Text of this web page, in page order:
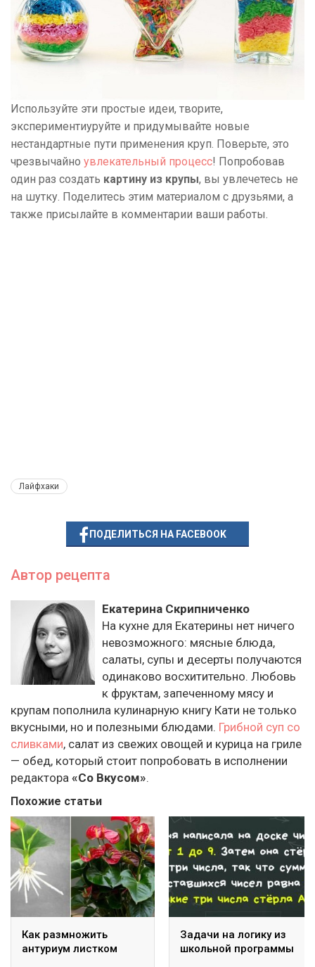
Используйте эти простые идеи, творите,
экспериментиуруйте и придумывайте новые
нестандартные пути применения круп. Поверьте, это
чрезвычайно увлекательный процесс! Попробовав
один раз создать картину из крупы, вы увлечетесь не
на шутку. Поделитесь этим материалом с друзьями, а
также присылайте в комментарии ваши работы.
Лайфхаки
ПОДЕЛИТЬСЯ НА FACEBOOK
Автор рецепта
Екатерина Скрипниченко
На кухне для Екатерины нет ничего
невозможного: мясные блюда,
салаты, супы и десерты получаются
одинаково восхитительно. Любовь
к фруктам, запеченному мясу и
крупам пополнила кулинарную книгу Кати не только
вкусными, но и полезными блюдами. Грибной суп со
сливками, салат из свежих овощей и курица на гриле
— обед, который стоит попробовать в исполнении
редактора «Со Вкусом».
Похожие статьи
Как размножить
антуриум листком
Задачи на логику из
школьной программы